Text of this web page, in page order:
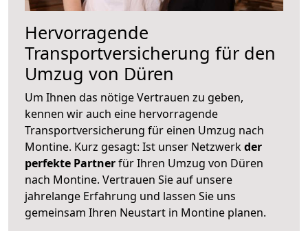
Hervorragende
Transportversicherung für den
Umzug von Düren
Um Ihnen das nötige Vertrauen zu geben,
kennen wir auch eine hervorragende
Transportversicherung für einen Umzug nach
Montine. Kurz gesagt: Ist unser Netzwerkder
perfekte Partnerfür Ihren Umzug von Düren
nach Montine. Vertrauen Sie auf unsere
jahrelange Erfahrung und lassen Sie uns
gemeinsam Ihren Neustart in Montine planen.